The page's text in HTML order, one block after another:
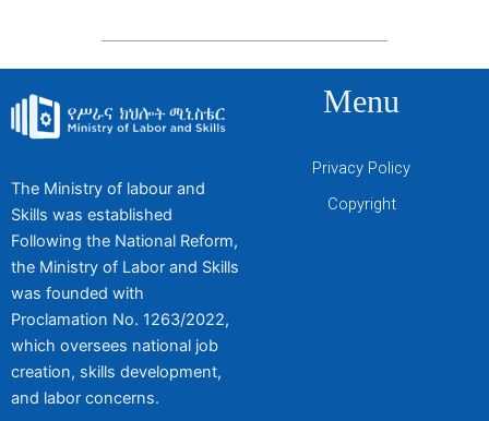
The Ministry of labour and
Skills was established
Following the National Reform,
the Ministry of Labor and Skills
was founded with
Proclamation No. 1263/2022,
which oversees national job
creation, skills development,
and labor concerns.
Menu
Privacy Policy
Copyright